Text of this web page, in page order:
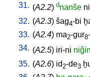
31. (A2.2) dnanše
32. (A2.3) šag4-bi
33. (A2.4) ma2-gur8
34. (A2.5) iri-ni niĝin
35. (A2.6) id 2-de3